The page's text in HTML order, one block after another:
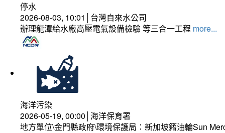
停水
2026-08-03, 10:01│台灣自來水公司
辦理龍潭給水廠高壓電氣設備檢驗 等三合一工程 more...
海洋污染
2026-05-19, 00:00│海洋保育署
地方單位\金門縣政府\環境保護局：新加坡籍油輪Sun